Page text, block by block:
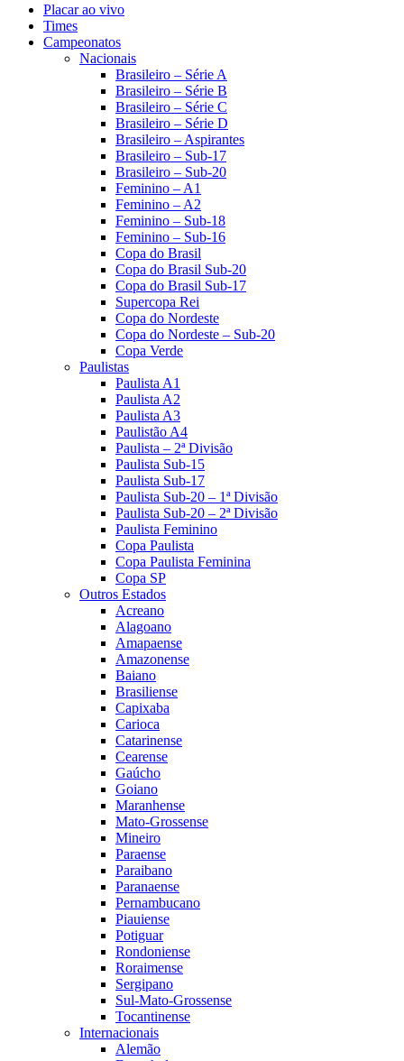
Placar ao vivo
Times
Campeonatos
Nacionais
Brasileiro – Série A
Brasileiro – Série B
Brasileiro – Série C
Brasileiro – Série D
Brasileiro – Aspirantes
Brasileiro – Sub-17
Brasileiro – Sub-20
Feminino – A1
Feminino – A2
Feminino – Sub-18
Feminino – Sub-16
Copa do Brasil
Copa do Brasil Sub-20
Copa do Brasil Sub-17
Supercopa Rei
Copa do Nordeste
Copa do Nordeste – Sub-20
Copa Verde
Paulistas
Paulista A1
Paulista A2
Paulista A3
Paulistão A4
Paulista – 2ª Divisão
Paulista Sub-15
Paulista Sub-17
Paulista Sub-20 – 1ª Divisão
Paulista Sub-20 – 2ª Divisão
Paulista Feminino
Copa Paulista
Copa Paulista Feminina
Copa SP
Outros Estados
Acreano
Alagoano
Amapaense
Amazonense
Baiano
Brasiliense
Capixaba
Carioca
Catarinense
Cearense
Gaúcho
Goiano
Maranhense
Mato-Grossense
Mineiro
Paraense
Paraibano
Paranaense
Pernambucano
Piauiense
Potiguar
Rondoniense
Roraimense
Sergipano
Sul-Mato-Grossense
Tocantinense
Internacionais
Alemão